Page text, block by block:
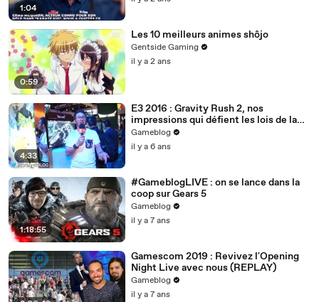
1:04
0:59
Les 10 meilleurs animes shôjo
Gentside Gaming
il y a 2 ans
4:33
E3 2016 : Gravity Rush 2, nos
impressions qui défient les lois de la
gravité
Gameblog
il y a 6 ans
1:18:55
#GameblogLIVE : on se lance dans la
coop sur Gears 5
Gameblog
il y a 7 ans
Gamescom 2019 : Revivez l'Opening
Night Live avec nous (REPLAY)
Gameblog
il y a 7 ans